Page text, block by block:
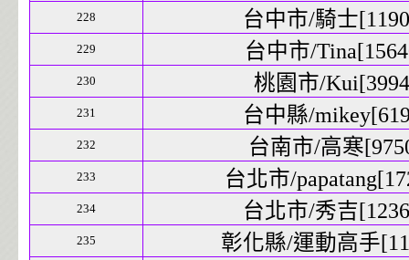
228 台中市/騎士
229 台中市/
230 桃園市/
231 台中縣/
232 台南市/高寒
233 台北市/
234 台北市/秀吉
235 彰化縣/運動高手